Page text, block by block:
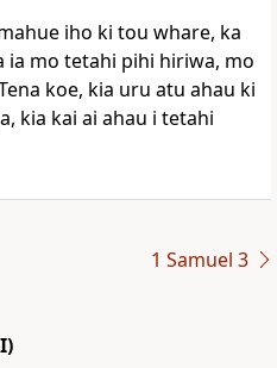
iho ki tou whare, ka
ia mo tetahi pihi hiriwa, mo
koe, kia uru atu ahau ki
kia kai ai ahau i tetahi
1 Samuel 3